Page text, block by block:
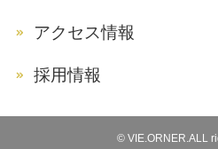
アクセス情報
採用情報
© VIE.ORNER.ALL